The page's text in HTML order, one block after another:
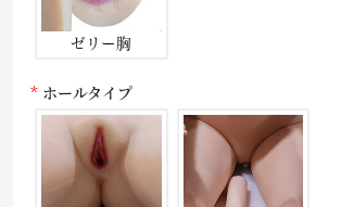
ゼリー胸
ホールタイプ